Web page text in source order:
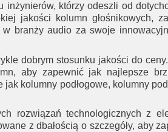
inżynierów, którzy odeszli od
jakości kolumn głośnikowych,
branży audio za swoje
dobrym stosunku jakości do
aby zapewnić jak najlepsze
kolumny podłogowe, kolumny
rozwiązań technologicznych z
z dbałością o szczegóły, aby